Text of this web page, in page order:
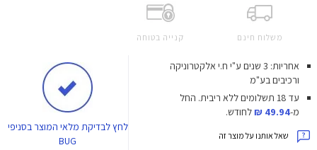
משלוח חינם קנייה בטוחה
אחריות: 3 שנים ע"י ח.י אלקטרוניקה
ורכיבים בע"מ
עד 18 תשלומים ללא ריבית.
החל
מ-49.94 ₪ לחודש.
שאל אותנו על מוצר זה
לחץלבדיקת מלאי המוצר בסניפי
BUG